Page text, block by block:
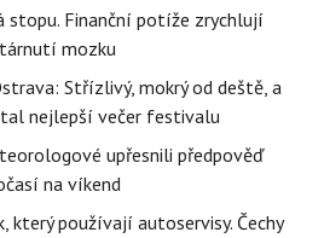
stopu. Finanční potíže zrychlují
mozku
Střízlivý, mokrý od deště, a
nejlepší večer festivalu
upřesnili předpověď
na víkend
který používají autoservisy. Čechy